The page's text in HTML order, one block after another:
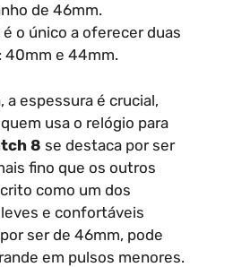
de 46mm.
é o único a oferecer duas
40mm e 44mm.
a espessura é crucial,
usa o relógio para
8 se destaca por ser
fino que os outros
como um dos
e confortáveis
ser de 46mm, pode
em pulsos menores.